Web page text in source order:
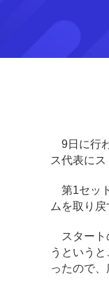
9日に行
ス代表に
第1セッ
ムを取り
スタート
うという
ったので